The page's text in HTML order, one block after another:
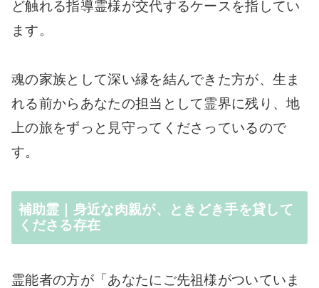
ど触れる指導霊様が交代するケースを指してい
ます。
魂の家族として深い縁を結んできた方が、生ま
れる前からあなたの担当として霊界に残り、地
上の旅をずっと見守ってくださっているので
す。
補助霊｜身近な肉親が、ときどき手を貸して
くださる存在
霊能者の方が「あなたにご先祖様がついていま